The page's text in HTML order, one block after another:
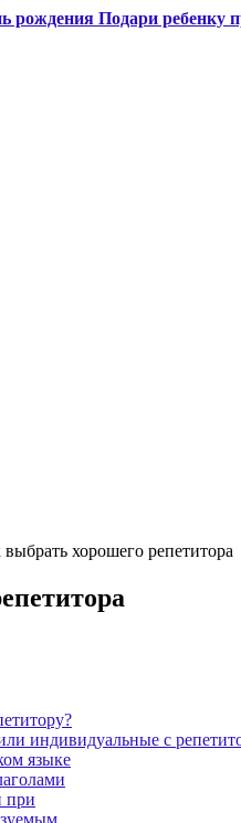
рождения Подари ребенку
хорошего репетитора
индивидуальные с
языке
при